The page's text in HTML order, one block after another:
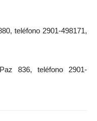
teléfono 2901-498171,
836, teléfono 2901-